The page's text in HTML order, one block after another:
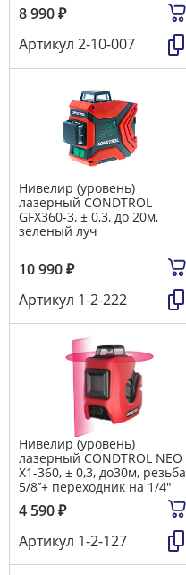
8 990₽
Артикул 2-10-007
Нивелир (уровень)
лазерный CONDTROL
GFX360-3, ± 0,3, до 20м,
зеленый луч
10 990₽
Артикул 1-2-222
Нивелир (уровень)
лазерный CONDTROL NEO
X1-360, ± 0,3, до30м, резьба
5/8’’+ переходник на 1/4"
4 590₽
Артикул 1-2-127